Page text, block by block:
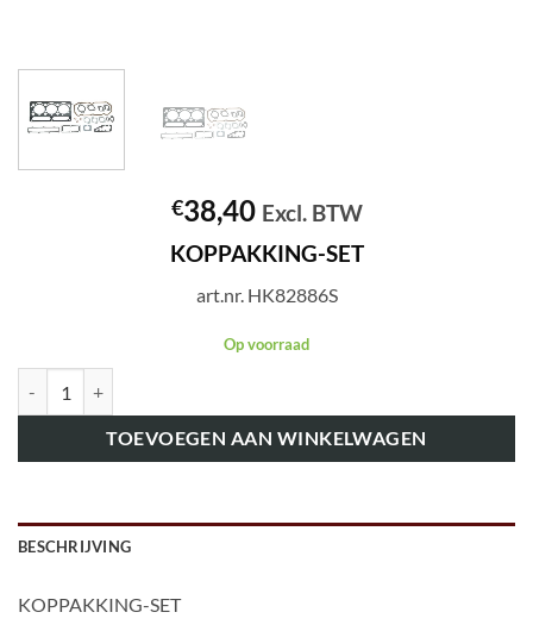
€38,40 Excl. BTW
KOPPAKKING-SET
art.nr. HK82886S
Op voorraad
TOEVOEGEN AAN WINKELWAGEN
BESCHRIJVING
KOPPAKKING-SET